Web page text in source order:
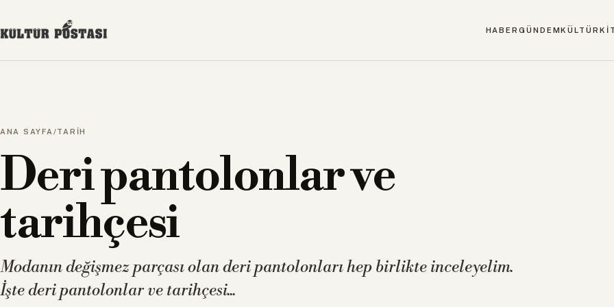
HABERGÜNDEMKÜLTÜR
ANA SAYFA /TARİH
Deri pantolonlar ve
tarihçesi
Modanın değişmez parçası olan deri pantolonları hep birlikte inceleyelim.
İşte deri pantolonlar ve tarihçesi...